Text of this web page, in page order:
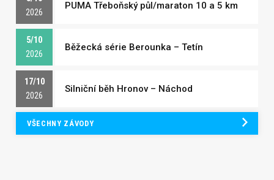
2026
PUMA Třeboňský půl/maraton 10 a 5 km
5/10
2026
Běžecká série Berounka – Tetín
17/10
2026
Silniční běh Hronov – Náchod
VŠECHNY ZÁVODY